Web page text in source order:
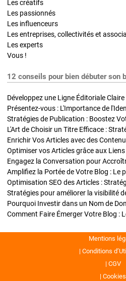
Les créatifs
Les passionnés
Les influenceurs
Les entreprises, collectivités et
Les experts
Vous !
12 conseils pour bien débuter son
Développez une Ligne Éditoriale
Présentez-vous : L'Importance de
L'Art de Choisir un Titre Efficace :
Optimiser vos Articles grâce aux Liens
Engagez la Conversation pour
Amplifiez la Portée de Votre Blog : Le
Mentions
Conditions
CGV
Cookies